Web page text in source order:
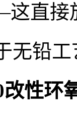
直接
无铅工
性环